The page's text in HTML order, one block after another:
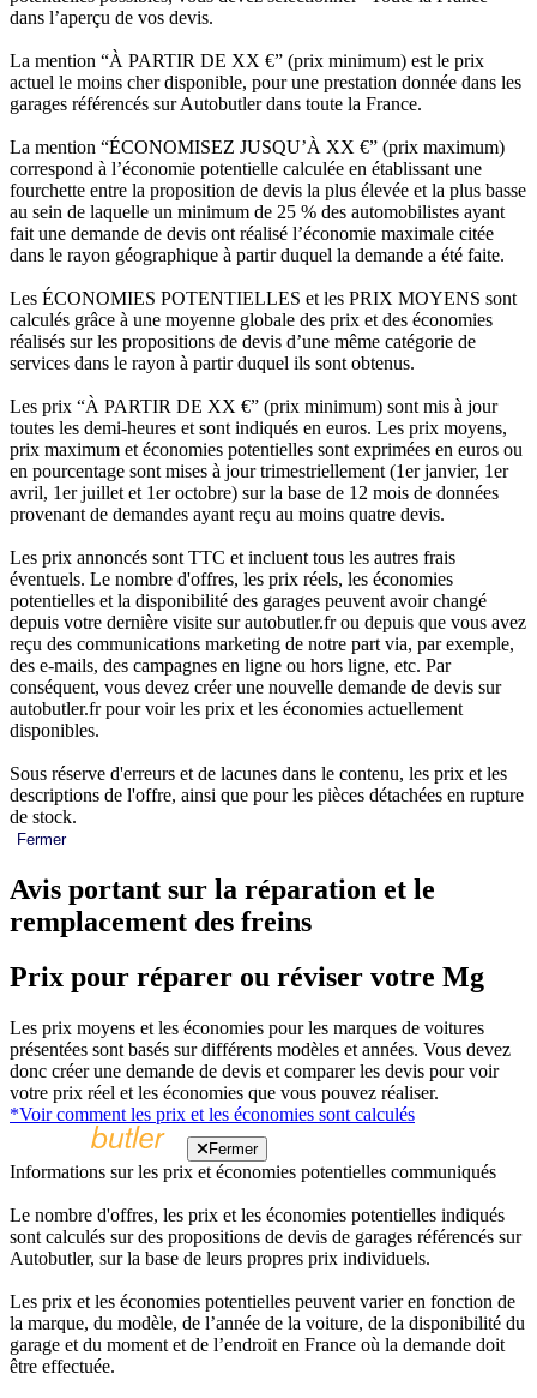
dans l’aperçu de vos devis.
La mention “À PARTIR DE XX €” (prix minimum) est le prix
actuel le moins cher disponible, pour une prestation donnée dans les
garages référencés sur Autobutler dans toute la France.
La mention “ÉCONOMISEZ JUSQU’À XX €” (prix maximum)
correspond à l’économie potentielle calculée en établissant une
fourchette entre la proposition de devis la plus élevée et la plus basse
au sein de laquelle un minimum de 25 % des automobilistes ayant
fait une demande de devis ont réalisé l’économie maximale citée
dans le rayon géographique à partir duquel la demande a été faite.
Les ÉCONOMIES POTENTIELLES et les PRIX MOYENS sont
calculés grâce à une moyenne globale des prix et des économies
réalisés sur les propositions de devis d’une même catégorie de
services dans le rayon à partir duquel ils sont obtenus.
Les prix “À PARTIR DE XX €” (prix minimum) sont mis à jour
toutes les demi-heures et sont indiqués en euros. Les prix moyens,
prix maximum et économies potentielles sont exprimées en euros ou
en pourcentage sont mises à jour trimestriellement (1er janvier, 1er
avril, 1er juillet et 1er octobre) sur la base de 12 mois de données
provenant de demandes ayant reçu au moins quatre devis.
Les prix annoncés sont TTC et incluent tous les autres frais
éventuels. Le nombre d'offres, les prix réels, les économies
potentielles et la disponibilité des garages peuvent avoir changé
depuis votre dernière visite sur autobutler.fr ou depuis que vous avez
reçu des communications marketing de notre part via, par exemple,
des e-mails, des campagnes en ligne ou hors ligne, etc. Par
conséquent, vous devez créer une nouvelle demande de devis sur
autobutler.fr pour voir les prix et les économies actuellement
disponibles.
Sous réserve d'erreurs et de lacunes dans le contenu, les prix et les
descriptions de l'offre, ainsi que pour les pièces détachées en rupture
de stock.
Fermer
Avis portant sur la réparation et le
remplacement des freins
Prix pour réparer ou réviser votre Mg
Les prix moyens et les économies pour les marques de voitures
présentées sont basés sur différents modèles et années. Vous devez
donc créer une demande de devis et comparer les devis pour voir
votre prix réel et les économies que vous pouvez réaliser.
*Voir comment les prix et les économies sont calculés
Fermer
Informations sur les prix et économies potentielles communiqués
Le nombre d'offres, les prix et les économies potentielles indiqués
sont calculés sur des propositions de devis de garages référencés sur
Autobutler, sur la base de leurs propres prix individuels.
Les prix et les économies potentielles peuvent varier en fonction de
la marque, du modèle, de l’année de la voiture, de la disponibilité du
garage et du moment et de l’endroit en France où la demande doit
être effectuée.